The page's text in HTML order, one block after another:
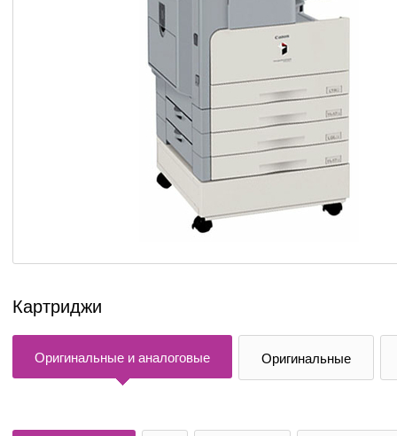
Картриджи
Оригинальные и аналоговые Оригинальные